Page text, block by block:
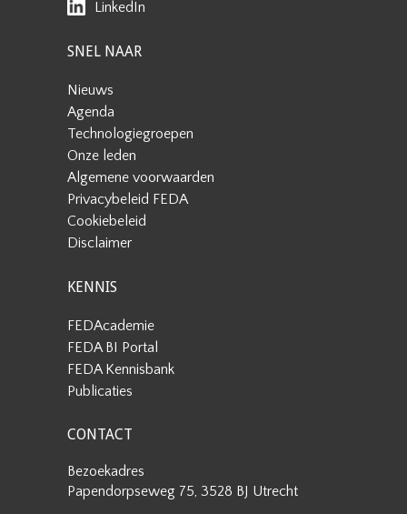
LinkedIn
SNEL NAAR
Nieuws
Agenda
Technologiegroepen
Onze leden
Algemene voorwaarden
Privacybeleid FEDA
Cookiebeleid
Disclaimer
KENNIS
FEDAcademie
FEDA BI Portal
FEDA Kennisbank
Publicaties
CONTACT
Bezoekadres
Papendorpseweg 75, 3528 BJ Utrecht